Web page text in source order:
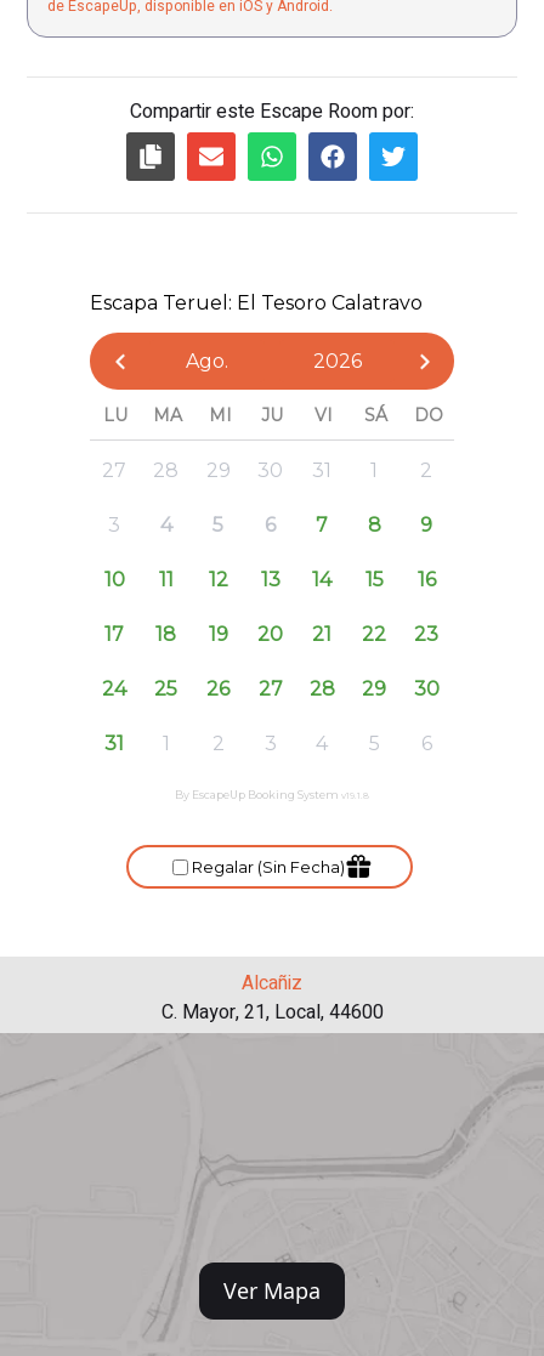
de EscapeUp, disponible en iOS y Android.
Compartir este Escape Room por:
Alcañiz
C. Mayor, 21, Local, 44600
Ver Mapa